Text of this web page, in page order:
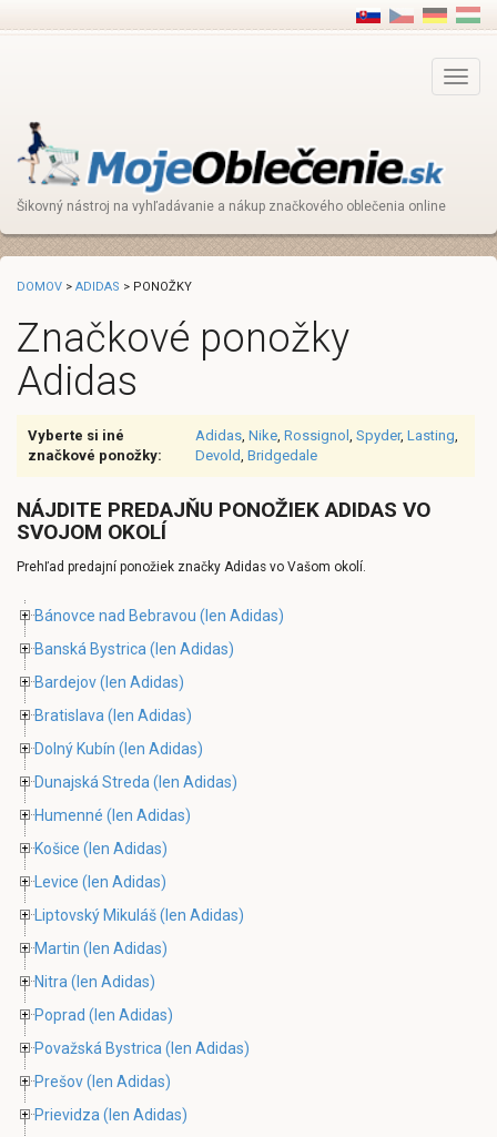
Main
Menu
Šikovný nástroj na vyhľadávanie a nákup značkového oblečenia online
DOMOV > ADIDAS > PONOŽKY
Značkové ponožky
Adidas
Vyberte si iné
značkové ponožky:
Adidas Nike Rossignol Spyder, Lasting
Devold Bridgedale
NÁJDITE PREDAJŇU PONOŽIEK ADIDAS VO
SVOJOM OKOLÍ
Prehľad predajní ponožiek značky Adidas vo Vašom okolí.
Bánovce nad Bebravou (len Adidas)
Banská Bystrica (len Adidas)
Bardejov(len Adidas)
Bratislava (len Adidas)
Dolný Kubín (len Adidas)
Dunajská Streda (len Adidas)
Humenné (len Adidas)
Košice (len Adidas)
Levice (len Adidas)
Liptovský Mikuláš(len Adidas)
Martin (len Adidas)
Nitra (len Adidas)
Poprad (len Adidas)
Považská Bystrica (len Adidas)
Prešov(len Adidas)
Prievidza (len Adidas)